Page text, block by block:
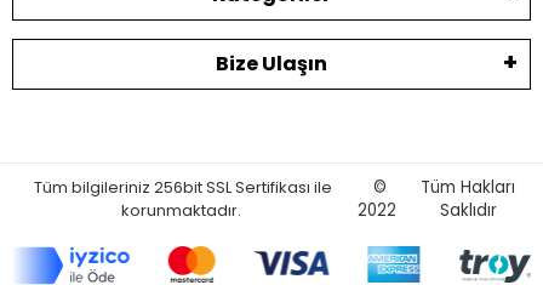
Bize Ulaşın
Tüm bilgileriniz 256bit SSL Sertifikası ile
korunmaktadır.
©
2022
Tüm Hakları
Saklıdır